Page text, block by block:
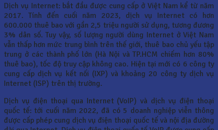
Dịch vụ Internet: bắt đầu được cung cấp ở Việt Nam kể từ năm
2017. Tính đến cuối năm 2023, dịch vụ Internet có hơn
600.000 thuê bao với gần 2,5 triệu người sử dụng, tương đương
3% dân số. Tuy vậy, số lượng người dùng Internet ở Việt Nam
vẫn thấp hơn mức trung bình trên thế giới, thuê bao chủ yếu tập
trung ở các thành phố lớn (Hà Nội và TP.HCM chiếm hơn 80%
thuê bao), tốc độ truy cập không cao. Hiện tại mới có 6 công ty
cung cấp dịch vụ kết nối (IXP) và khoảng 20 công ty dịch vụ
Internet (ISP) trên thị trường.
Dịch vụ điện thoại qua Internet (VoIP) và dịch vụ điện thoại
quốc tế: tới cuối năm 2022, đã có 5 doanh nghiệp viễn thông
được cấp phép cung dịch vụ điện thoại quốc tế và nội địa đường